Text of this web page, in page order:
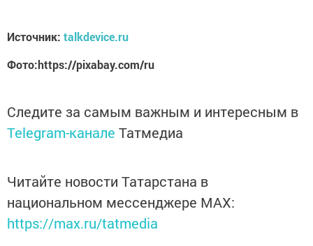
Источник: talkdevice.ru
Фото:https://pixabay.com/ru
Следите за самым важным и интересным в
Telegram-канале Татмедиа
Читайте новости Татарстана в
национальном мессенджере MАХ:
https://max.ru/tatmedia